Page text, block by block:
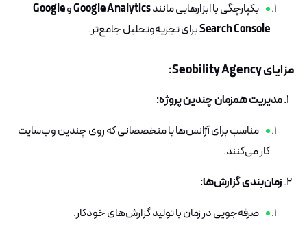
یکپارچگی با ابزارهایی مانندGoogle AnalyticsوGoogle
Search Consoleبرای تجزیه‌وتحلیل جامع‌تر.
مزایای Seobility Agency:
مدیریت همزمان چندین پروژه:
مناسب برای آژانس‌ها یا متخصصانی که روی چندین وب‌سایت
کار می‌کنند.
زمان‌بندی گزارش‌ها:
صرفه‌جویی در زمان با تولید گزارش‌های خودکار.